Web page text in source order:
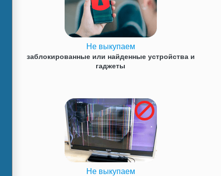
Не выкупаем
заблокированные или найденные устройства и
гаджеты
Не выкупаем